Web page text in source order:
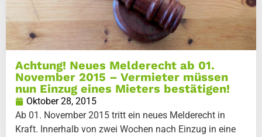
Achtung! Neues Melderecht ab 01.
November 2015 – Vermieter müssen
nun Einzug eines Mieters bestätigen!
Oktober 28, 2015
Ab 01. November 2015 tritt ein neues Melderecht in
Kraft. Innerhalb von zwei Wochen nach Einzug in eine